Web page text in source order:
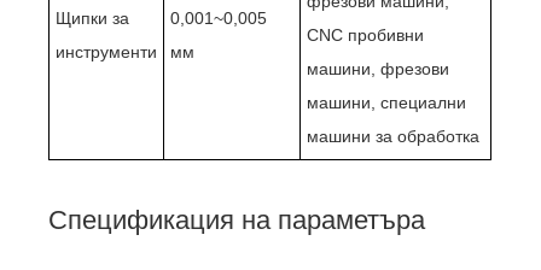
Щипки за
инструменти
0,001~0,005
мм
CNC пробивни
машини, фрезови
машини, специални
машини за обработка
Спецификация на параметъра